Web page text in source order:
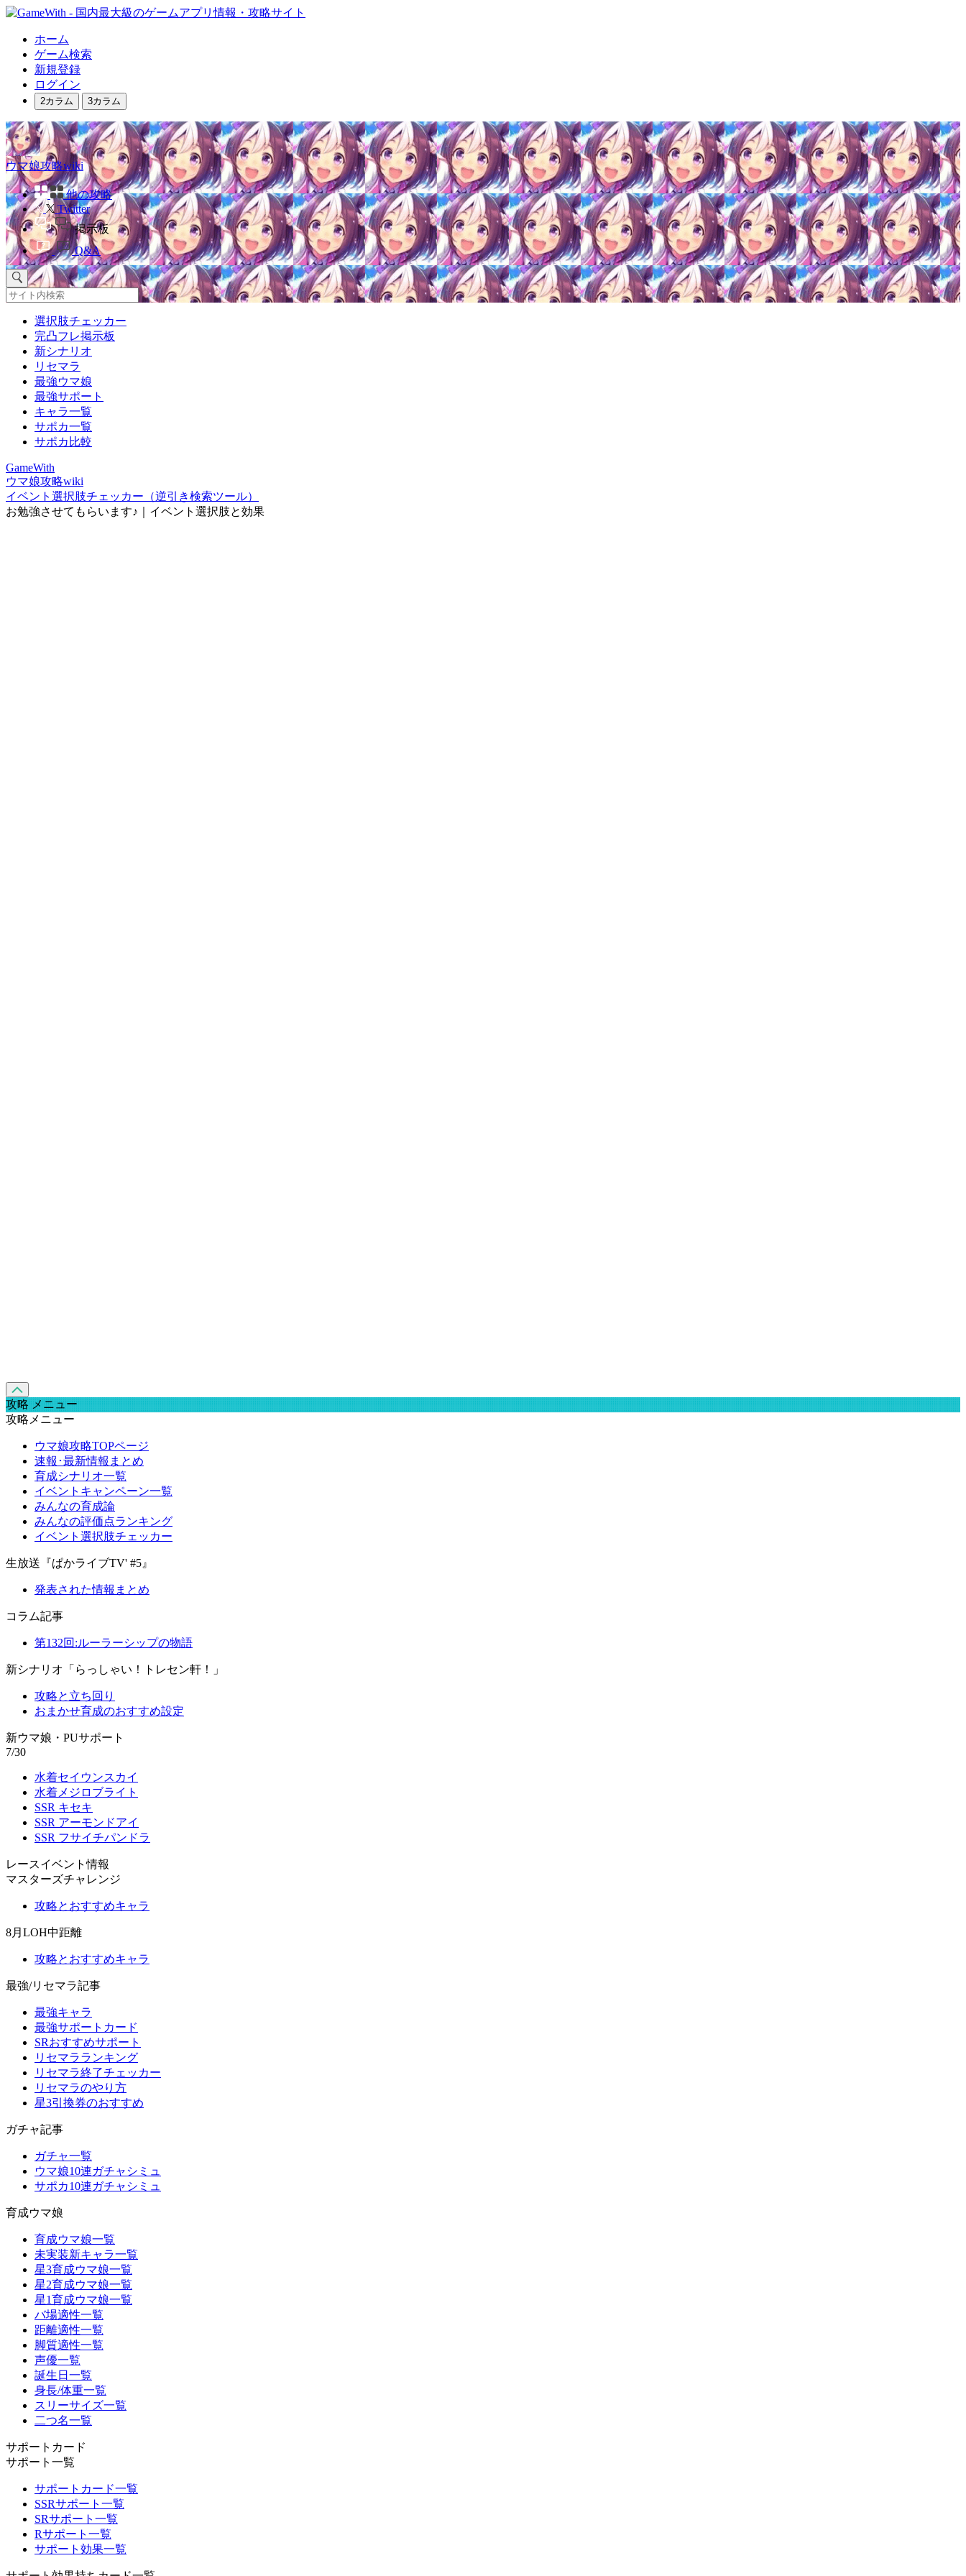
ホーム
ゲーム検索
新規登録
ログイン
2カラム 3カラム
ウマ娘攻略wiki
他の攻略
Twitter
掲示板
Q&A
選択肢チェッカー
完凸フレ掲示板
新シナリオ
リセマラ
最強ウマ娘
最強サポート
キャラ一覧
サポカ一覧
サポカ比較
GameWith
ウマ娘攻略wiki
イベント選択肢チェッカー（逆引き検索ツール）
お勉強させてもらいます♪｜イベント選択肢と効果
攻略 メニュー
攻略メニュー
ウマ娘攻略TOPページ
速報･最新情報まとめ
育成シナリオ一覧
イベントキャンペーン一覧
みんなの育成論
みんなの評価点ランキング
イベント選択肢チェッカー
生放送『ぱかライブTV' #5』
発表された情報まとめ
コラム記事
第132回:ルーラーシップの物語
新シナリオ「らっしゃい！トレセン軒！」
攻略と立ち回り
おまかせ育成のおすすめ設定
新ウマ娘・PUサポート
7/30
水着セイウンスカイ
水着メジロブライト
SSR キセキ
SSR アーモンドアイ
SSR フサイチパンドラ
レースイベント情報
マスターズチャレンジ
攻略とおすすめキャラ
8月LOH中距離
攻略とおすすめキャラ
最強/リセマラ記事
最強キャラ
最強サポートカード
SRおすすめサポート
リセマラランキング
リセマラ終了チェッカー
リセマラのやり方
星3引換券のおすすめ
ガチャ記事
ガチャ一覧
ウマ娘10連ガチャシミュ
サポカ10連ガチャシミュ
育成ウマ娘
育成ウマ娘一覧
未実装新キャラ一覧
星3育成ウマ娘一覧
星2育成ウマ娘一覧
星1育成ウマ娘一覧
バ場適性一覧
距離適性一覧
脚質適性一覧
声優一覧
誕生日一覧
身長/体重一覧
スリーサイズ一覧
二つ名一覧
サポートカード
サポート一覧
サポートカード一覧
SSRサポート一覧
SRサポート一覧
Rサポート一覧
サポート効果一覧